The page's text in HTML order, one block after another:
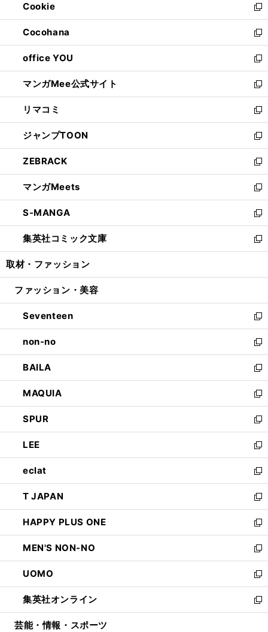
く
で
開
く
ド
ウ
で
開
く
ィ
ン
ド
ウ
で
開
く
Cookie
新
し
い
ウ
ィ
ン
ド
ウ
で
開
く
Cocohana
新
し
い
ウ
ィ
ン
ド
ウ
で
開
く
office YOU
新
し
い
ウ
ィ
ン
ド
ウ
で
開
く
マンガMee公式サイト
新
し
い
ウ
ィ
ン
ド
ウ
で
開
く
リマコミ
新
し
い
ウ
ィ
ン
ド
ウ
で
開
く
ジャンプTOON
新
し
い
ウ
ィ
ン
ド
ウ
で
開
ZEBRACK
新
し
い
ウ
ィ
ン
ド
ウ
開
マンガMeets
新
し
い
ウ
ィ
ン
ウ
開
く
S-MANGA
新
し
い
ウ
ン
ウ
で
開
く
集英社コミック文庫
新
し
ウ
ン
ド
ウ
で
開
く
取材・ファッション
ファッション・美容
Seventeen
新
し
い
ウ
ィ
ン
ド
ウ
で
開
く
non-no
新
し
い
ウ
ィ
ン
ド
ウ
で
開
く
BAILA
新
し
い
ウ
ィ
ン
ド
ウ
で
開
く
MAQUIA
新
し
い
ウ
ィ
ン
ド
ウ
で
開
く
SPUR
新
し
い
ウ
ィ
ン
ド
ウ
で
開
く
LEE
新
し
い
ウ
ィ
ン
ド
ウ
で
開
く
eclat
新
し
い
ウ
ィ
ン
ド
ウ
で
開
く
T JAPAN
新
し
い
ウ
ィ
ン
ド
ウ
で
開
HAPPY PLUS ONE
新
し
い
ウ
ィ
ン
ド
ウ
MEN'S NON-NO
新
し
い
ウ
ィ
ン
UOMO
新
し
い
ウ
集英社オンライン
新
し
芸能・情報・スポーツ